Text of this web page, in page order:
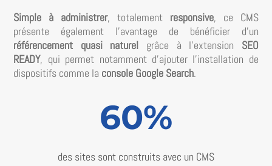
Simple à administrer, totalement responsive, ce CMS
présente également l’avantage de bénéficier d’un
référencement quasi naturel grâce à l’extension SEO
READY, qui permet notamment d’ajouter l’installation de
dispositifs comme la console Google Search.
60%
des sites sont construits avec un CMS